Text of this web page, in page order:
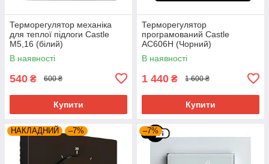
Терморегулятор механіка
для теплої підлоги Castle
М5,16 (білий)
В наявності
540 ₴ 600 ₴
Купити
Терморегулятор
програмований Castle
AC606H (Чорний)
В наявності
1 440 ₴ 1 600 ₴
Купити
НАКЛАДНИЙ –7% –7%